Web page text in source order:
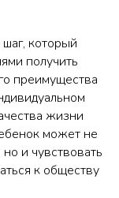
который
получить
преимущества
жизни
может не
и чувствовать
к обществу